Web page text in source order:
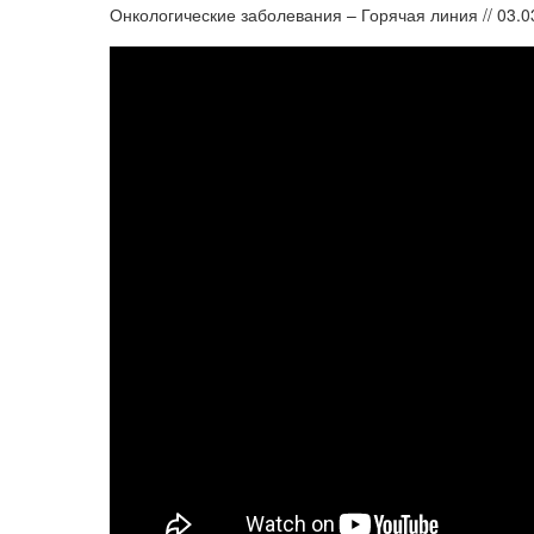
Онкологические заболевания – Горячая линия //